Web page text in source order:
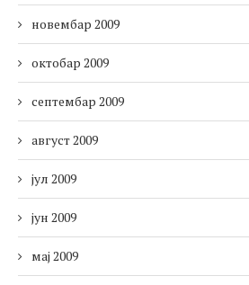
новембар 2009
октобар 2009
септембар 2009
август 2009
јул 2009
јун 2009
мај 2009